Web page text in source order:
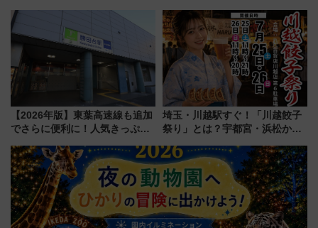
用してストレスフリー旅へ行こ
う！
【2026年8月5日～25日】
【2026年版】東葉高速線も追加
でさらに便利に！人気きっぷ
今年も発売 秋・早春に千葉県を
巡るなら使い勝手・コスパ抜群
埼玉・川越駅すぐ！「川越餃子
祭り」とは？宇都宮・浜松から
を食べ比べ【7月25日・26日開
催】